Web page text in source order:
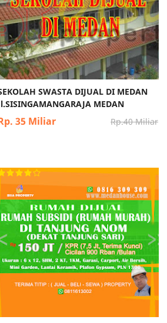
SWASTA DIJUAL DI MEDAN
MEDAN
Rp.40 Miliar
35 Miliar